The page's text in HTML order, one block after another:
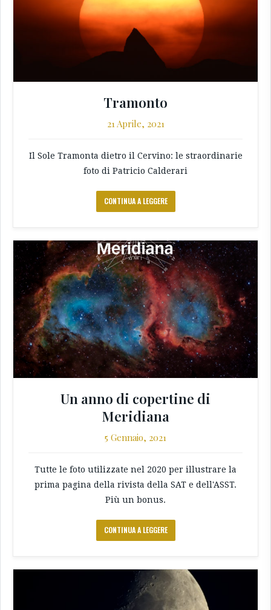
Tramonto
21 Aprile, 2021
Il Sole Tramonta dietro il Cervino: le straordinarie
foto di Patricio Calderari
CONTINUA A LEGGERE
Un anno di copertine di
Meridiana
5 Gennaio, 2021
Tutte le foto utilizzate nel 2020 per illustrare la
prima pagina della rivista della SAT e dell'ASST.
Più un bonus.
CONTINUA A LEGGERE